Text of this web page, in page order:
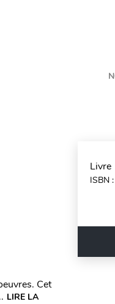
Cet
LIRE LA
Livre
ISBN :